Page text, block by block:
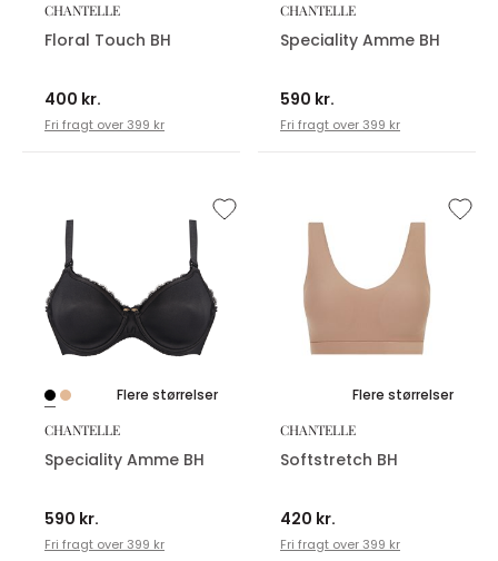
CHANTELLE
Floral Touch BH
400 kr.
Fri fragt over 399 kr
CHANTELLE
Speciality Amme BH
590 kr.
Fri fragt over 399 kr
Flere størrelser
CHANTELLE
Speciality Amme BH
590 kr.
Fri fragt over 399 kr
Flere størrelser
CHANTELLE
Softstretch BH
420 kr.
Fri fragt over 399 kr